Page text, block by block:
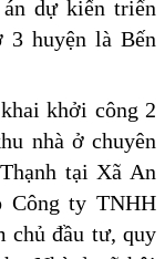
án dự kiến triển
3 huyện là Bến
khởi công 2
nhà ở chuyên
tại Xã An
Công ty TNHH
chủ đầu tư, quy